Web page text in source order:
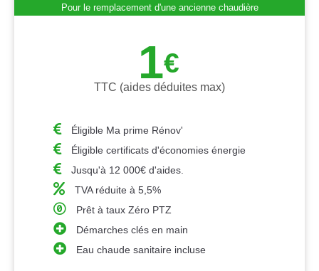
Pour le remplacement d'une ancienne chaudière
1€
TTC (aides déduites max)
Éligible Ma prime Rénov'
Éligible certificats d'économies énergie
Jusqu'à 12 000€ d'aides.
TVA réduite à 5,5%
Prêt à taux Zéro PTZ
Démarches clés en main
Eau chaude sanitaire incluse